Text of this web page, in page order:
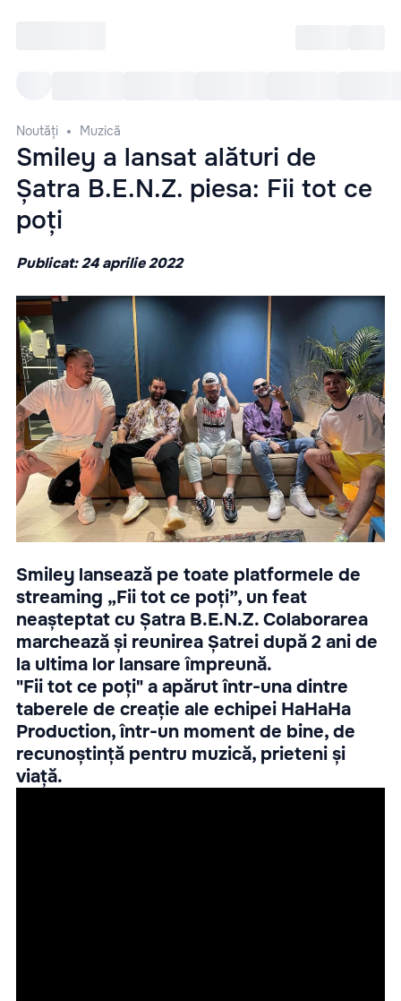
Noutăți Muzică
Smiley a lansat alături de
Șatra B.E.N.Z. piesa: Fii tot ce
poți
Publicat: 24 aprilie 2022
Smiley lansează pe toate platformele de
streaming „Fii tot ce poți”, un feat
neașteptat cu Șatra B.E.N.Z. Colaborarea
marchează și reunirea Șatrei după 2 ani de
la ultima lor lansare împreună.
"Fii tot ce poți" a apărut într-una dintre
taberele de creație ale echipei HaHaHa
Production, într-un moment de bine, de
recunoștință pentru muzică, prieteni și
viață.